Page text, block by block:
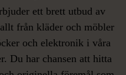
ett brett utbud av
från kläder och möbler
och elektronik i våra
Du har chansen att hitta